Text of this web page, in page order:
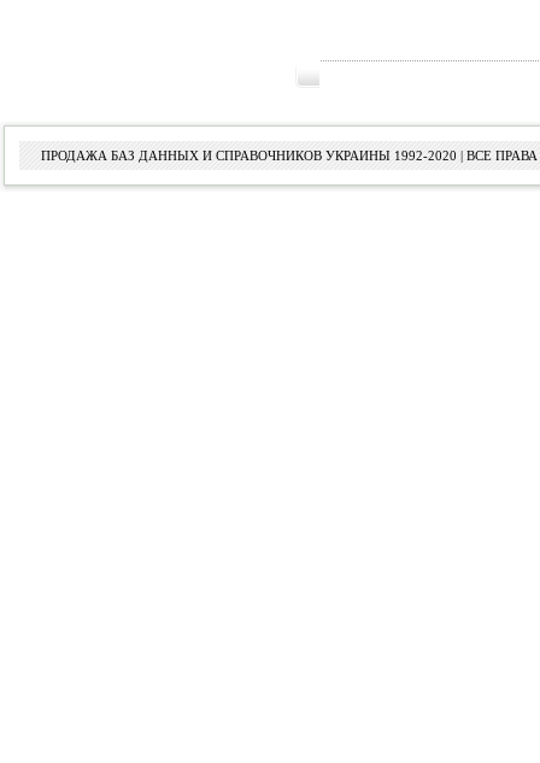
ПРОДАЖА БАЗ ДАННЫХ И СПРАВОЧНИКОВ УКРАИНЫ 1992-2020 | ВСЕ